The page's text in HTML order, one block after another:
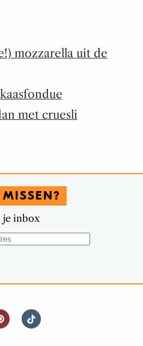
mozzarella uit de
met cruesli
je inbox